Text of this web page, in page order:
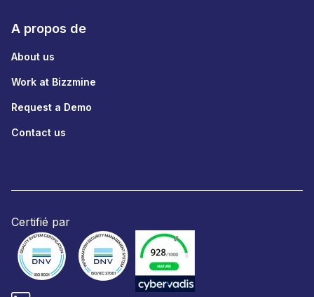
A propos de
About us
Work at Bizzmine
Request a Demo
Contact us
Certifié par